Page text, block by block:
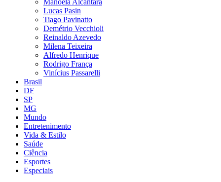
Lucas Pasin
Tiago Pavinatto
Demétrio Vecchioli
Reinaldo Azevedo
Milena Teixeira
Alfredo Henrique
Rodrigo França
Vinícius Passarelli
Brasil
DF
SP
MG
Mundo
Entretenimento
Vida & Estilo
Saúde
Ciência
Esportes
Especiais